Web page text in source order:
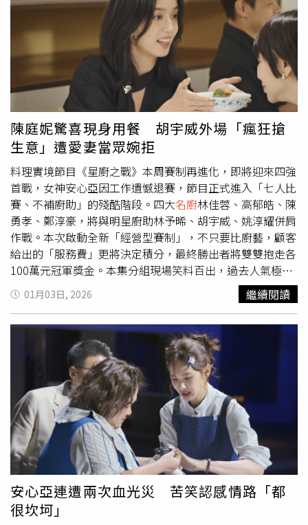
肉」「鄉蘇小排骨」「湖光閩菜佛跳牆」「上海桂花涼拉
糕」等經典佳餚與甜點。而在所有涵碧樓的年菜品項中，連
續多年回購率最高的一道菜則是「湖光閩菜佛跳牆」。涵碧
樓搶攻年菜外賣商機，今年推出「2026富饌迎歲年菜」，
共有「八寶富貴宴」與「五福如意宴」2款豐盛團圓套組，
分別適合4~6人大家庭與小家庭需求，即日起至2026年2月
16日止開放預購，訂萬元享免運，可選現場提貨或冷凍冷藏
宅配到府；滿18,000元加送雙人下午茶。環球Online力推星
級名廚、排隊名店、精緻圍爐等2~8人家庭年菜，在家享受
五星享宴。（圖／環球提供）Global Mall環球Online也搶
攻年菜商機，力推星級名廚 、排隊名店、精緻圍爐等2~8人
家庭年菜，包括連5年榮獲台灣米其林一星的富錦樹台菜香
檳「榮華富錦年菜三品組」，還有台中福華飯店「榮華富錦
年菜三品組」、點水樓的火烔雞湯、點水烤方、酒釀福圓糕
等經典佳餚，輕鬆在家享用五星享宴。另外也推出應景春節
禮盒望月「春節限定雜錦禮盒」與「春節限定蝴蝶酥禮
盒」，經典蝴蝶酥及曲奇餅乾層層酥香、濃郁可口，口碑與
質感兼具，以及和生御品「馥郁牡丹雙層禮盒」以象徵富貴
的牡丹為主題，奢華燙金與精美雕刻的外盒展現貴氣質感，
搭配甜而不膩的傳統糕點，為新春增添甜蜜記憶，都能在環
球Online一鍵快速完成。
陳庭妮驚喜現身用餐 胡宇威外場「瘋狂搶
生意」遭愛妻當眾婉拒
料理實境節目《星廚之戰》本周賽制再進化，即將迎來四強
首戰，女神安心亞因工作遺憾退賽，節目正式進入「七人比
賽、不補廚助」的殘酷階段。四大名廚林佳蓉、高郁皓、陳
勇孝、鄭淳豪，將與明星廚助林予晞、胡宇威、姚淳耀併肩
作戰。本次啟動全新「經營型賽制」，不只要比廚藝，顧客
給出的「服務費」更將決定積分，最終勝出者將雙雙抱走各
100萬元冠軍獎金。本集分組現場笑料百出，過去人氣極高
的胡宇威此次竟「乏人問津」，遭主持人鍾欣凌猛虧：「現
在沒人要你了。」反觀林予晞成為搶手焦點，更讓高郁皓使
出「死纏爛打」招數爭取組隊。此外，姚淳耀與鄭淳豪首度
搭檔竟公開「比心」，自封「淳愛組」讓全場邊翻白眼邊大
笑。實戰當天，胡宇威愛妻陳庭妮驚喜現身用餐，讓正在外
場服務的胡宇威壓力爆表。面對姚淳耀與胡宇威的「搶生
意」倒水攻勢，陳庭妮俏皮回應：「不好意思，我們已經被
服務過了。」逗笑全場。然而，評審長何順凱賽後嚴肅指
出，有顧客未給服務費，提醒眾人經營難度不容小覷。下一
輪備料挑戰升級，眾人挑戰大師級鮑魚與繁雜備料，明星廚
助紛紛直呼：「真的不簡單！」《星廚之戰》每周日晚間8
點華視首播。《星廚之戰》本周賽制再進化，即將迎來四強
首戰。（圖／華視提供）
01月03日, 2026 繼續閱讀
安心亞連遭兩次血光災 苦笑認感情路「都
很坎坷」